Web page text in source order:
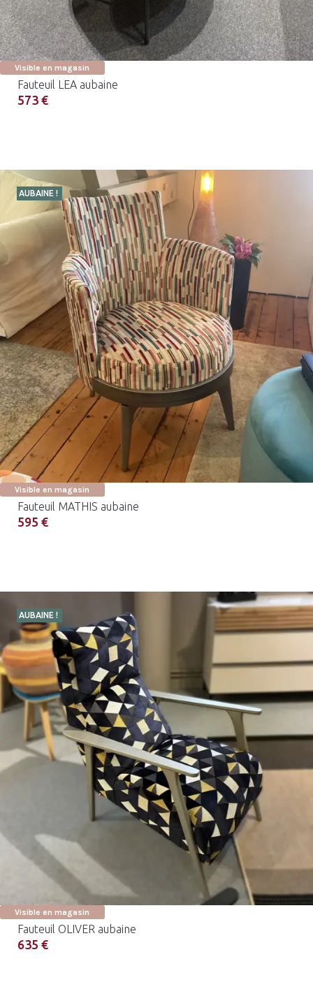
Visible en magasin
Fauteuil LEA aubaine
573 €
AUBAINE !
Visible en magasin
Fauteuil MATHIS aubaine
595 €
AUBAINE !
Visible en magasin
Fauteuil OLIVER aubaine
635 €